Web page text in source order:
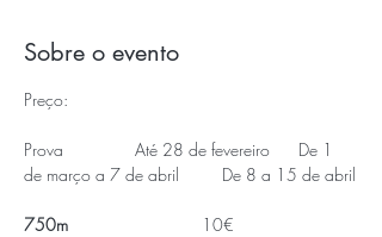
Sobre o evento
Preço:
Prova               Até 28 de fevereiro      De 1
750m
10€